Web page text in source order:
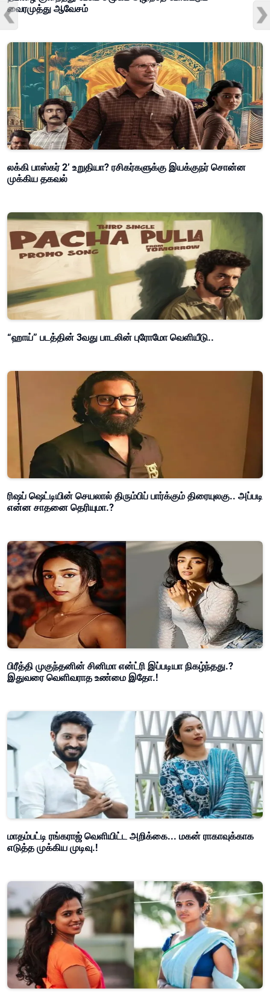
வைரமுத்து ஆவேசம்
லக்கி பாஸ்கர் 2’ உறுதியா? ரசிகர்களுக்கு இயக்குநர் சொன்ன
முக்கிய தகவல்
“ஹாய்” படத்தின் 3வது பாடலின் புரோமோ வெளியீடு..
ரிஷப் ஷெட்டியின் செயலால் திரும்பிப் பார்க்கும் திரையுலகு.. அப்படி
என்ன சாதனை தெரியுமா.?
பிரீத்தி முகுந்தனின் சினிமா என்ட்ரி இப்படியா நிகழ்ந்தது.?
இதுவரை வெளிவராத உண்மை இதோ.!
மாதம்பட்டி ரங்கராஜ் வெளியிட்ட அறிக்கை... மகன் ராகாவுக்காக
எடுத்த முக்கிய முடிவு.!